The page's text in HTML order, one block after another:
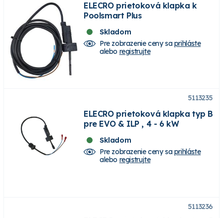
ELECRO prietoková klapka k
Poolsmart Plus
Skladom
Pre zobrazenie ceny saprihláste
alebo registrujte
5113235
ELECRO prietoková klapka typ B
pre EVO & ILP , 4 - 6 kW
Skladom
Pre zobrazenie ceny saprihláste
alebo registrujte
5113236